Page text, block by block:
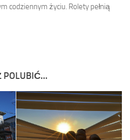
codziennym życiu. Rolety pełnią
POLUBIĆ…